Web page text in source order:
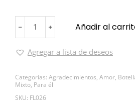
﹣ ﹢ Añadir al
Agregar a lista de deseos
Categorías: Agradecimientos, Amor,
Mixto, Para él
SKU: FL026